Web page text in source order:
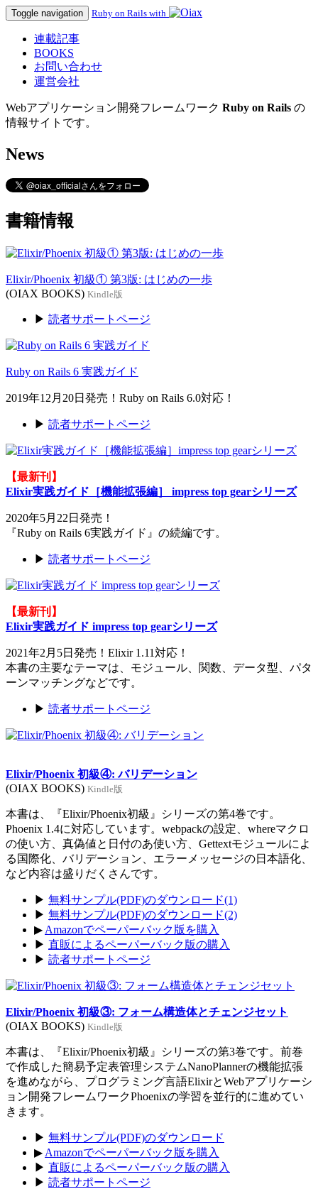
Toggle navigation Ruby on Rails with
連載記事
BOOKS
お問い合わせ
運営会社
Webアプリケーション開発フレームワーク Ruby on Rails の
情報サイトです。
News
書籍情報
Elixir/Phoenix 初級① 第3版: はじめの一歩
(OIAX BOOKS) Kindle版
▶ 読者サポートページ
Ruby on Rails 6 実践ガイド
2019年12月20日発売！Ruby on Rails 6.0対応！
▶ 読者サポートページ
【最新刊】
Elixir実践ガイド［機能拡張編］ impress top gearシリーズ
2020年5月22日発売！
『Ruby on Rails 6実践ガイド』の続編です。
▶ 読者サポートページ
【最新刊】
Elixir実践ガイド impress top gearシリーズ
2021年2月5日発売！Elixir 1.11対応！
本書の主要なテーマは、モジュール、関数、データ型、パタ
ーンマッチングなどです。
▶ 読者サポートページ
Elixir/Phoenix 初級④: バリデーション
(OIAX BOOKS) Kindle版
本書は、『Elixir/Phoenix初級』シリーズの第4巻です。
Phoenix 1.4に対応しています。webpackの設定、whereマクロ
の使い方、真偽値と日付のあ使い方、Gettextモジュールによ
る国際化、バリデーション、エラーメッセージの日本語化、
など内容は盛りだくさんです。
▶ 無料サンプル(PDF)のダウンロード(1)
▶ 無料サンプル(PDF)のダウンロード(2)
▶ Amazonでペーパーバック版を購入
▶ 直販によるペーパーバック版の購入
▶ 読者サポートページ
Elixir/Phoenix 初級③: フォーム構造体とチェンジセット
(OIAX BOOKS) Kindle版
本書は、『Elixir/Phoenix初級』シリーズの第3巻です。前巻
で作成した簡易予定表管理システムNanoPlannerの機能拡張
を進めながら、プログラミング言語ElixirとWebアプリケーシ
ョン開発フレームワークPhoenixの学習を並行的に進めてい
きます。
▶ 無料サンプル(PDF)のダウンロード
▶ Amazonでペーパーバック版を購入
▶ 直販によるペーパーバック版の購入
▶ 読者サポートページ